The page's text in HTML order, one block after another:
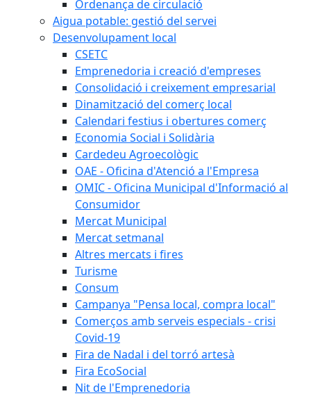
Ordenança de circulació
Aigua potable: gestió del servei
Desenvolupament local
CSETC
Emprenedoria i creació d'empreses
Consolidació i creixement empresarial
Dinamització del comerç local
Calendari festius i obertures comerç
Economia Social i Solidària
Cardedeu Agroecològic
OAE - Oficina d'Atenció a l'Empresa
OMIC - Oficina Municipal d'Informació al
Consumidor
Mercat Municipal
Mercat setmanal
Altres mercats i fires
Turisme
Consum
Campanya "Pensa local, compra local"
Comerços amb serveis especials - crisi
Covid-19
Fira de Nadal i del torró artesà
Fira EcoSocial
Nit de l'Emprenedoria